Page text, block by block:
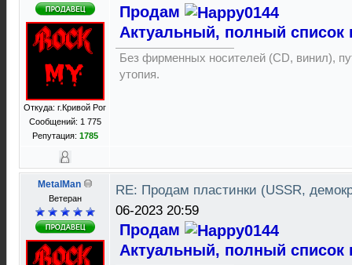
Откуда: г.Кривой Рог
Сообщений: 1 775
Репутация: 1785
Продам
Актуальный, полный список
Без фирменных носителей (CD, винил),
утопия.
MetalMan
Ветеран
RE: Продам пластинки (USSR,
06-2023 20:59
Продам
Актуальный, полный список